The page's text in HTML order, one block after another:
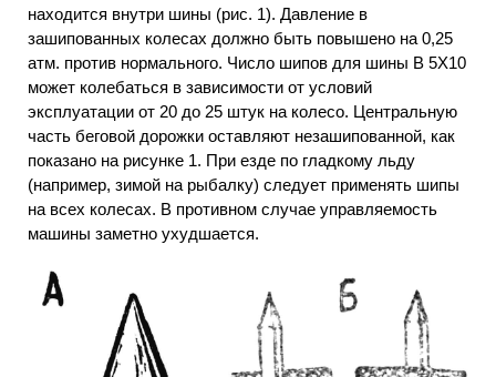
находится внутри шины (рис. 1). Давление в
зашипованных колесах должно быть повышено на 0,25
атм. против нормального. Число шипов для шины В 5X10
может колебаться в зависимости от условий
эксплуатации от 20 до 25 штук на колесо. Центральную
часть беговой дорожки оставляют незашипованной, как
показано на рисунке 1. При езде по гладкому льду
(например, зимой на рыбалку) следует применять шипы
на всех колесах. В противном случае управляемость
машины заметно ухудшается.